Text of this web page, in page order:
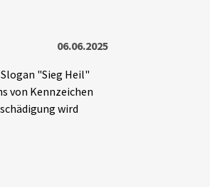
06.06.2025
"Sieg Heil"
von Kennzeichen
wird